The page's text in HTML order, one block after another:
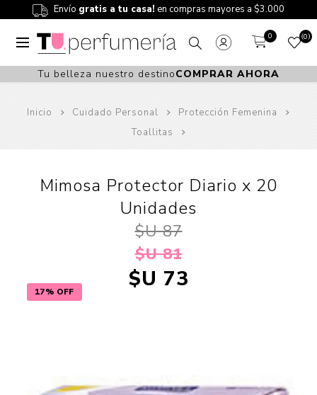
Envío gratis a tu casa! en compras mayores a $3.000
0 0
Tu belleza nuestro destinoCOMPRAR AHORA
Inicio Cuidado Personal
Protección Femenina
Toallitas
17% OFF
Mimosa Protector Diario x 20
Unidades
$U 87
$U 81
$U 73